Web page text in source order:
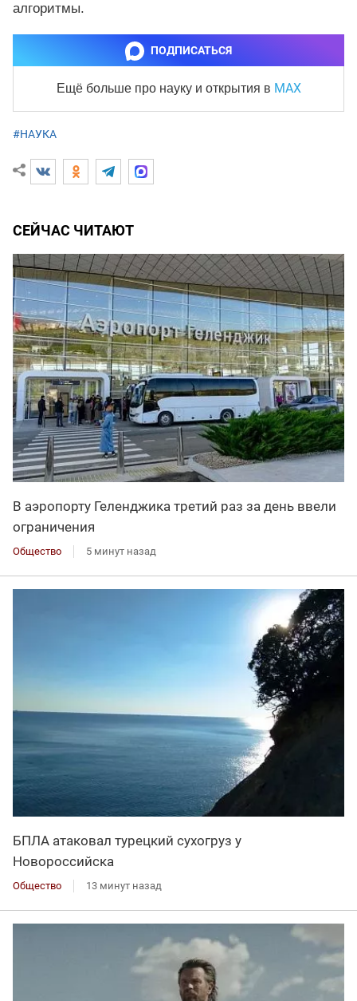
алгоритмы.
ПОДПИСАТЬСЯ
Ещё больше про науку и открытия в MAX
#НАУКА
СЕЙЧАС ЧИТАЮТ
В аэропорту Геленджика третий раз за день ввели
ограничения
Общество 5 минут назад
БПЛА атаковал турецкий сухогруз у
Новороссийска
Общество 13 минут назад